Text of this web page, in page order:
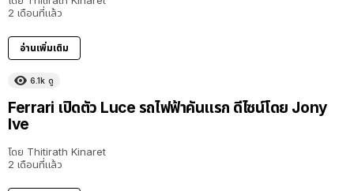
2 เดือนที่แล้ว
อ่านเพิ่มเติม
6.1k ดู
Ferrari เปิดตัว Luce รถไฟฟ้าคันแรก ดีไซน์โดย Jony
Ive
โดย Thitirath Kinaret
2 เดือนที่แล้ว